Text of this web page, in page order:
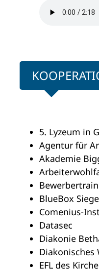
5. Lyzeum in
Agentur für
Akademie
BlueBox
Comenius-
Datasec
Diakonie
Diakonisches
EFL des